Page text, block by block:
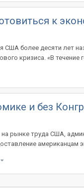
к
более десяти лет
кризиса. «В течение
и без
рынке труда США,